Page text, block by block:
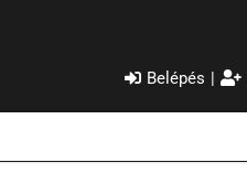
Belépés |